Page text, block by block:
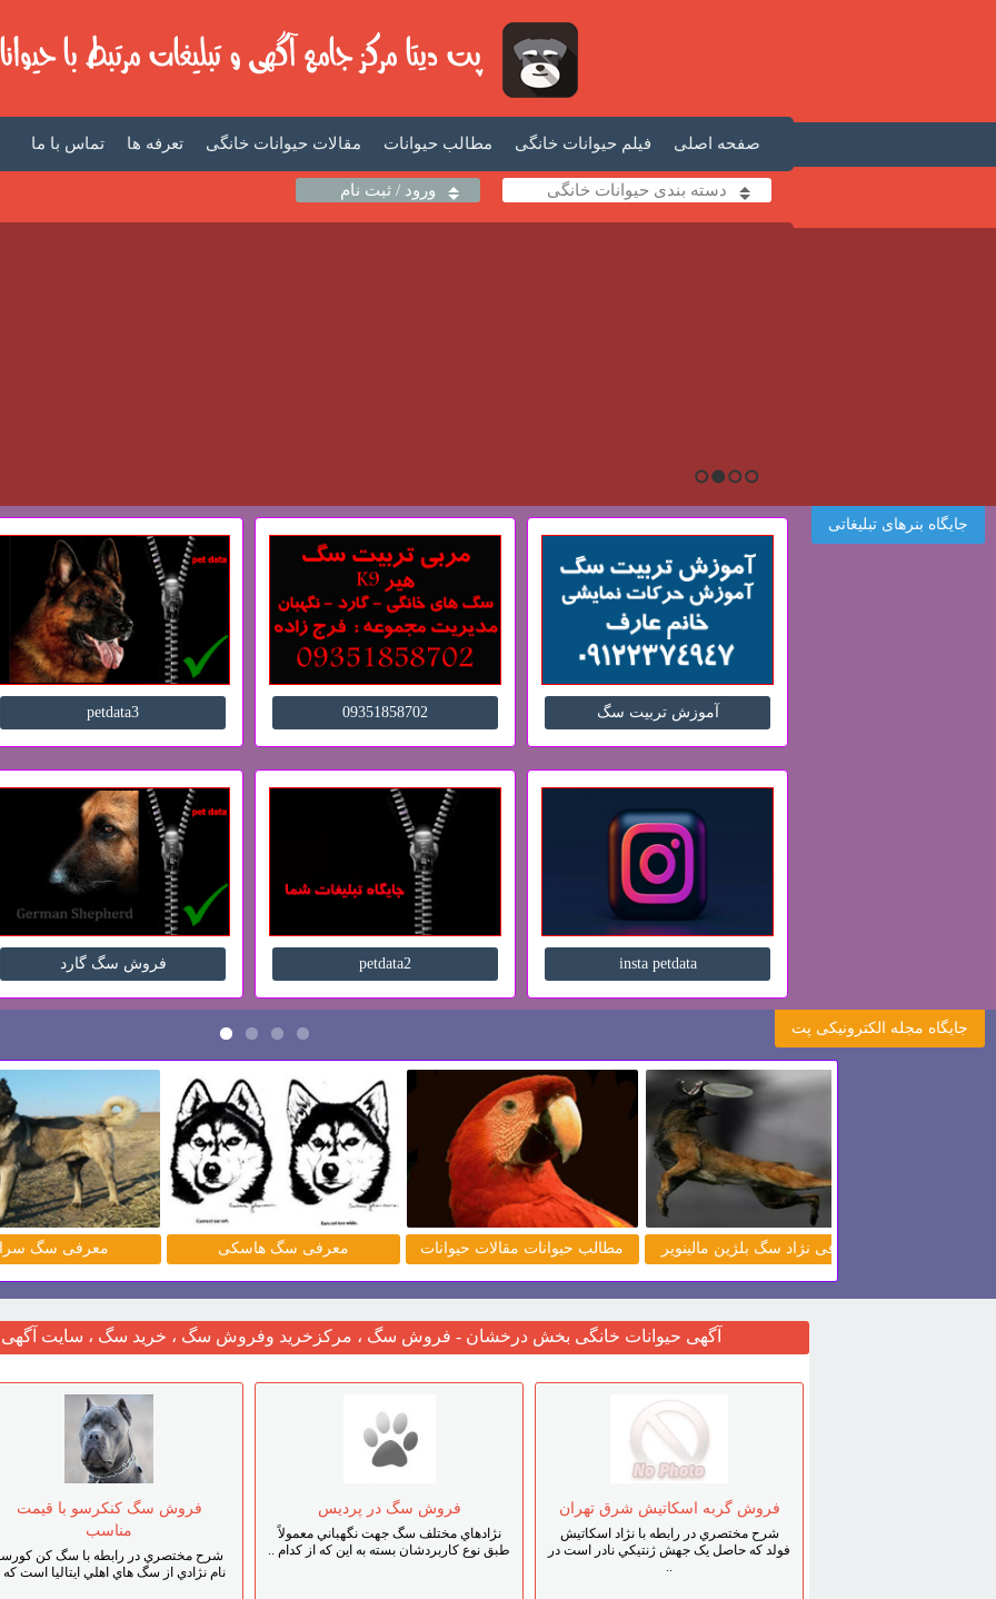
تماس با ما تعرفه ها مقالات حیوانات خانگی مطالب حیوانات فیلم حیوانات خانگی صفحه اصلی
دسته بندی حیوانات خانگی ورود / ثبت نام
جایگاه بنرهای تبلیغاتی
آموزش تربیت سگ 09351858702
petdata3
insta petdata
petdata2 فروش سگ گارد
جایگاه مجله الکترونیکی پت
مطالب حیوانات مقالات حیوانات
معرفی نژاد سگ بلژین مالینویر فروش توله پیت بول اصیل
معرفی نژاد سگ قفقازی و سگ
آگهی حیوانات خانگی بخش درخشان - فروش سگ ، مرکزخرید وفروش سگ ، خرید سگ ، سایت آگهی
فروش گربه اسکاتيش شرق تهران
شرح مختصري در رابطه با نژاد اسکاتيش
فولد که حاصل يک جهش ژنتيکي نادر است در
..
فروش سگ در پرديس
نژادهاي مختلف سگ جهت نگهباني معمولاً
طبق نوع کاربردشان بسته به اين که از کدام ..
فروش سگ کنکرسو با قيمت
مناسب
شرح مختصري در رابطه با سگ کن
نام نژادي از سگ ‌هاي اهلي ايتاليا است که